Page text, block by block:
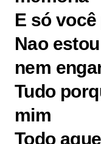
E só
Nao
nem
Tudo
mim
Todo